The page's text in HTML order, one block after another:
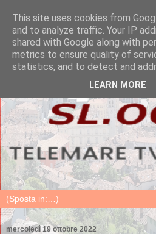
mercoledì 19 ottobre 2022
This site uses cookies from
and to analyze traffic. Your IP
shared with Google along with
metrics to ensure quality of
statistics, and to detect and
LEARN MORE